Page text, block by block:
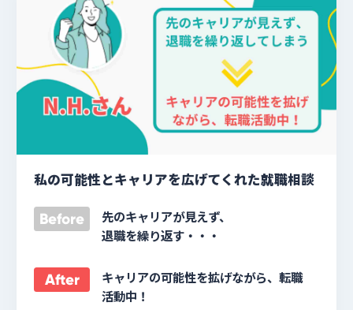
私の可能性とキャリアを広げてくれた就職相談
Before
先のキャリアが見えず、
退職を繰り返す・・・
After
キャリアの可能性を拡げながら、転職
活動中！